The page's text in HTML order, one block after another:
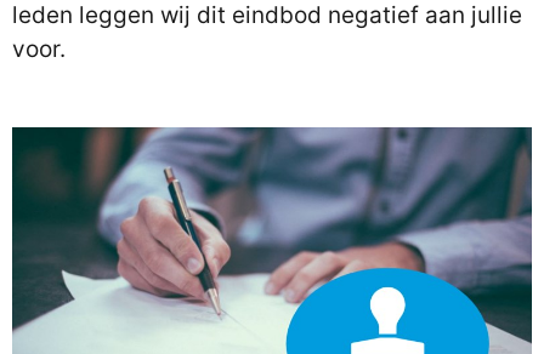
leden leggen wij dit eindbod negatief aan jullie
voor.